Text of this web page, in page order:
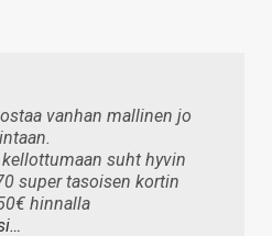
vanhan mallinen jo
suht hyvin
super tasoisen kortin
hinnalla